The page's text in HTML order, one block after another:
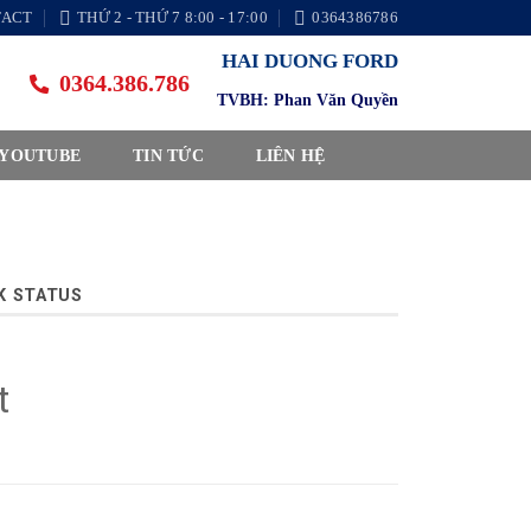
THỨ 2 - THỨ 7 8:00 - 17:00 0364386786
0364.386.786
HAI DUONG FORD
TVBH: Phan Văn Quyền
TIN TỨC LIÊN HỆ
STATUS